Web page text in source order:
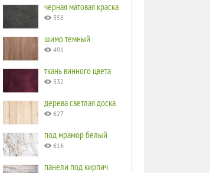
черная матовая краска
358
шимо темный
491
ткань винного цвета
332
дерева светлая доска
627
под мрамор белый
616
панели под кирпич